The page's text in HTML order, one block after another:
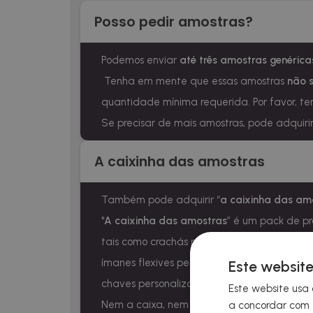
Posso pedir amostras?
Podemos enviar até três amostras
Tenha em mente que essas amostras não
quantidade mínima requerida. Por favor,
Se precisar de mais amostras, pode
A caixinha das amostras
Também pode adquirir “a caixinha das
"A caixinha das amostras” é um pack de
tais como crachás personalizados com
ímanes flexives personalizados, ímanes
chaves personalizados, etiquetas em
Nem a caixa, nem os produtos têm o
Este
Este website usa
a concordar com